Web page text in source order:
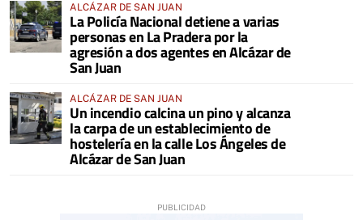
ALCÁZAR DE SAN JUAN
La Policía Nacional detiene a varias
personas en La Pradera por la
agresión a dos agentes en Alcázar de
San Juan
ALCÁZAR DE SAN JUAN
Un incendio calcina un pino y alcanza
la carpa de un establecimiento de
hostelería en la calle Los Ángeles de
Alcázar de San Juan